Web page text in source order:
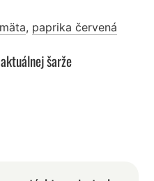
mäta, paprika červená
šarže